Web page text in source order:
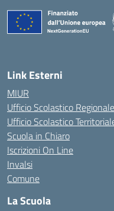
Link Esterni
MIUR
Ufficio Scolastico Regionale
Ufficio Scolastico
Scuola in Chiaro
Iscrizioni On Line
Invalsi
Comune
La Scuola